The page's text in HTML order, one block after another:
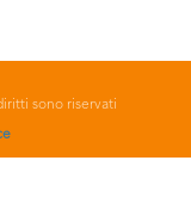
sono riservati